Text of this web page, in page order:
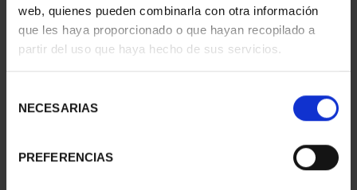
web, quienes pueden combinarla con otra información
que les haya proporcionado o que hayan recopilado a
partir del uso que haya hecho de sus servicios.
NECESARIAS
PREFERENCIAS
SILVER MEDAL TFP
AWARDS'24 ESTHER
€443.00